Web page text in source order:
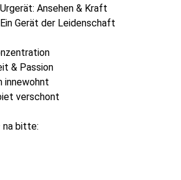
Urgerät: Ansehen & Kraft
Ein Gerät der Leidenschaft
& Passion
innewohnt
verschont
na bitte: